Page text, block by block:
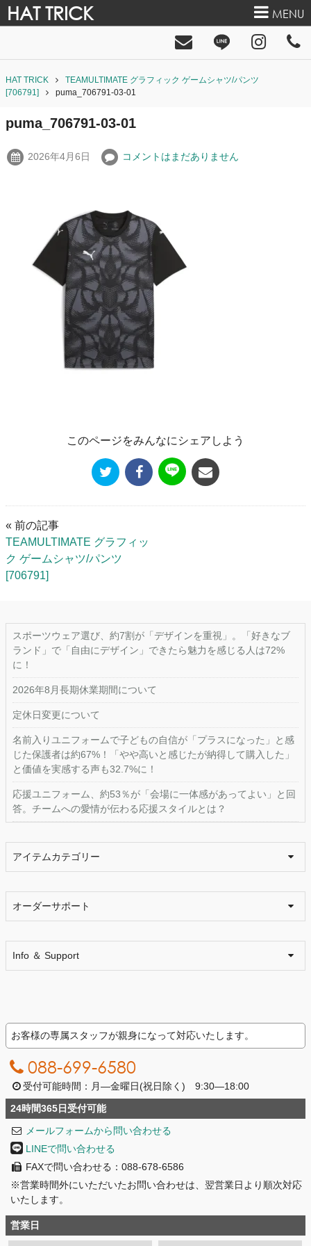
HAT TRICK MENU
HAT TRICK
TEAMULTIMATE グラフィック ゲームシャツ/パンツ
[706791]
puma_706791-03-01
puma_706791-03-01
2026年4月6日 コメントはまだありません
このページをみんなにシェアしよう
« 前の記事
TEAMULTIMATE グラフィッ
ク ゲームシャツ/パンツ
[706791]
スポーツウェア選び、約7割が「デザインを重視」。「好きなブ
ランド」で「自由にデザイン」できたら魅力を感じる人は72%
に！
2026年8月長期休業期間について
定休日変更について
名前入りユニフォームで子どもの自信が「プラスになった」と感
じた保護者は約67%！「やや高いと感じたが納得して購入した」
と価値を実感する声も32.7%に！
応援ユニフォーム、約53％が「会場に一体感があってよい」と回
答。チームへの愛情が伝わる応援スタイルとは？
アイテムカテゴリー
オーダーサポート
Info ＆ Support
お客様の専属スタッフが親身になって対応いたします。
088-699-6580
受付可能時間：月―金曜日(祝日除く) 9:30―18:00
24時間365日受付可能
メールフォームから問い合わせる
LINEで問い合わせる
FAXで問い合わせる：088-678-6586
※営業時間外にいただいたお問い合わせは、翌営業日より順次対応
いたします。
営業日